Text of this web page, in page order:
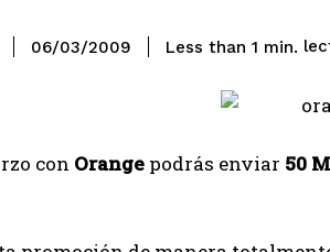
06/03/2009 Less than 1 min.
con Orange podrás enviar 50